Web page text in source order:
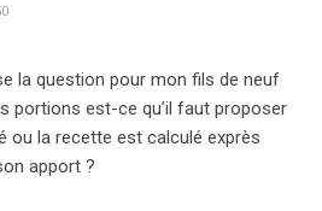
la question pour mon fils de neuf
portions est-ce qu’il faut proposer
ou la recette est calculé exprès
apport ?